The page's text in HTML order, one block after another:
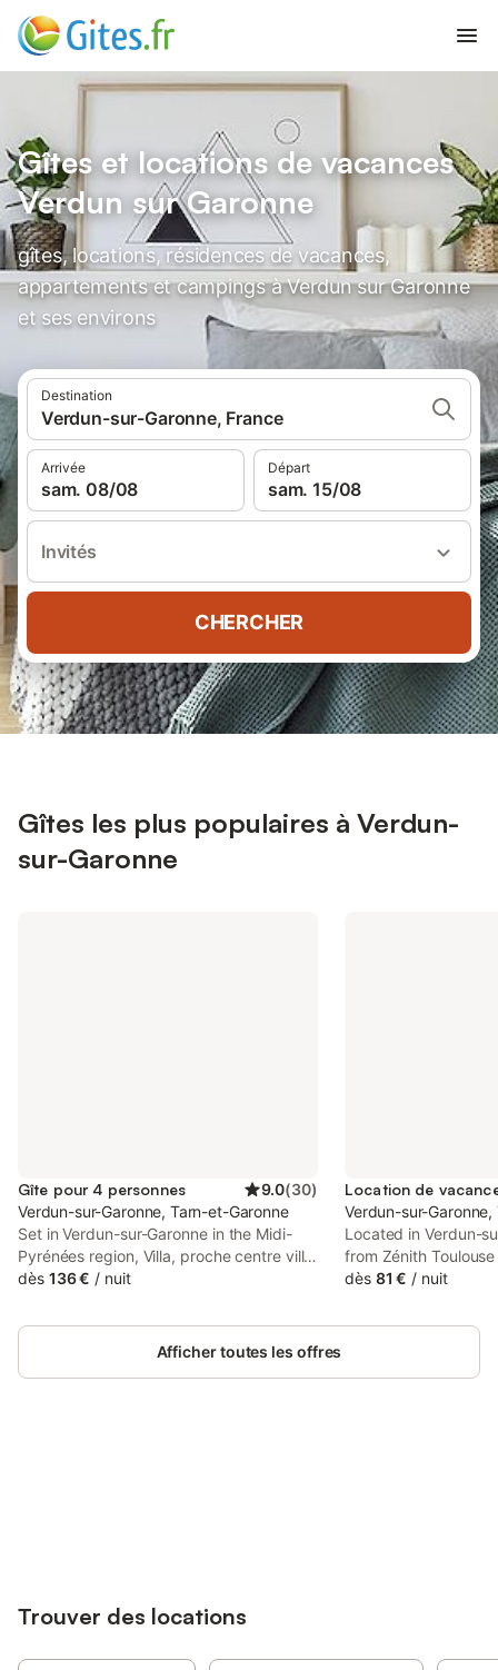
Gîtes et locations de vacances
Verdun sur Garonne
gîtes, locations, résidences de vacances,
appartements et campings à Verdun sur Garonne
et ses environs
Destination
Verdun-sur-Garonne, France
Arrivée
sam. 08/08
Départ
sam. 15/08
Invités
CHERCHER
Gîtes les plus populaires à Verdun-
sur-Garonne
Gîte pour 4 personnes 9.0(30)
Verdun-sur-Garonne, Tarn-et-Garonne
Set in Verdun-sur-Garonne in the Midi-
Pyrénées region, Villa, proche centre ville
offers accommodation with free WiFi and
Toulouse Expo, the property provides a
dès 136 € / nuit
Verdun-sur-
Located in Verdun-
from Zénith
km from Toulouse
conditioning. Both
dès 81 € / nuit
Afficher toutes les offres
Trouver des locations